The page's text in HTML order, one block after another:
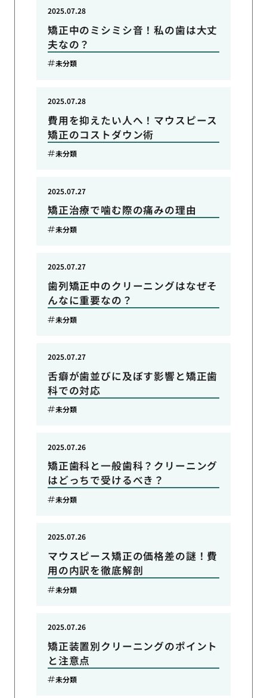
矯正中のミシミシ音！私の歯は大丈
夫なの？
2025.07.28
未分類
費用を抑えたい人へ！マウスピース
矯正のコストダウン術
2025.07.28
未分類
矯正治療で噛む際の痛みの理由
2025.07.27
未分類
歯列矯正中のクリーニングはなぜそ
んなに重要なの？
2025.07.27
未分類
舌癖が歯並びに及ぼす影響と矯正歯
科での対応
2025.07.27
未分類
矯正歯科と一般歯科？クリーニング
はどっちで受けるべき？
2025.07.26
未分類
マウスピース矯正の価格差の謎！費
用の内訳を徹底解剖
2025.07.26
未分類
矯正装置別クリーニングのポイント
と注意点
2025.07.26
未分類